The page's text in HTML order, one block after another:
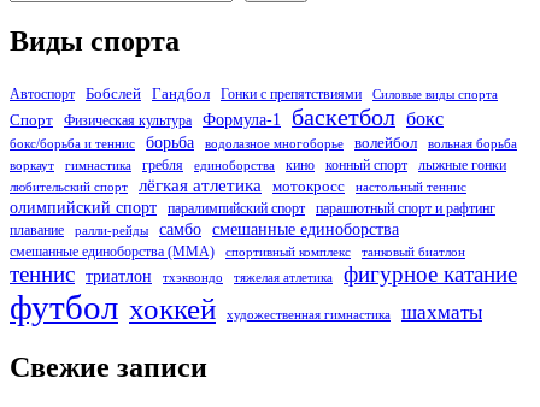
Виды спорта
Автоспорт Бобслей Гандбол Гонки с препятствиями Силовые виды спорта
Спорт Физическая культура Формула-1 баскетбол бокс
бокс/борьба и теннис борьба водолазное многоборье волейбол
вольная борьба
воркаут
гимнастика гребля единоборства кино конный спорт лыжные гонки
любительский спорт лёгкая атлетика мотокросс настольный теннис
олимпийский спорт паралимпийский спорт
парашютный спорт и рафтинг
плавание
ралли-рейды самбо смешанные единоборства
смешанные единоборства (ММА) спортивный комплекс танковый биатлон
теннис триатлон тхэквондо тяжелая атлетика фигурное катание
футбол хоккей художественная гимнастика шахматы
Свежие записи